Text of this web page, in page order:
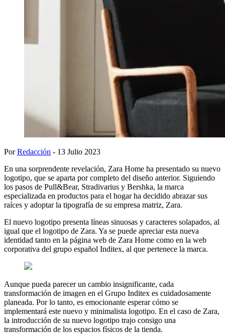
PorRedacción - 13 Julio 2023
En una sorprendente revelación, Zara Home ha presentado su nuevo
logotipo, que se aparta por completo del diseño anterior. Siguiendo
los pasos de Pull&Bear, Stradivarius y Bershka, la marca
especializada en productos para el hogar ha decidido abrazar sus
raíces y adoptar la tipografía de su empresa matriz, Zara.
El nuevo logotipo presenta líneas sinuosas y caracteres solapados, al
igual que el logotipo de Zara. Ya se puede apreciar esta nueva
identidad tanto en la página web de Zara Home como en la web
corporativa del grupo español Inditex, al que pertenece la marca.
Aunque pueda parecer un cambio insignificante, cada
transformación de imagen en el Grupo Inditex es cuidadosamente
planeada. Por lo tanto, es emocionante esperar cómo se
implementará este nuevo y minimalista logotipo. En el caso de Zara,
la introducción de su nuevo logotipo trajo consigo una
transformación de los espacios físicos de la tienda.